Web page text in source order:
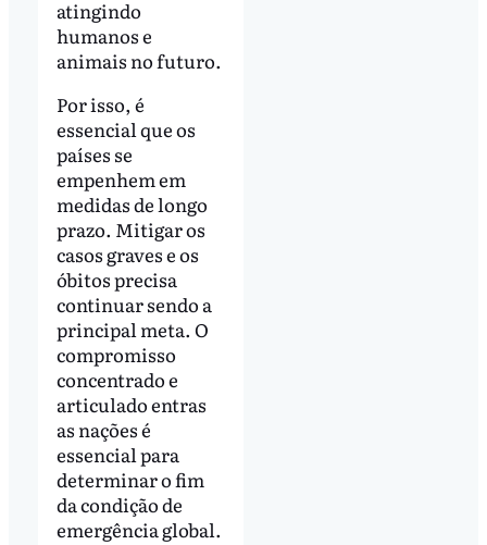
atingindo
humanos e
animais no futuro.
Por isso, é
essencial que os
países se
empenhem em
medidas de longo
prazo. Mitigar os
casos graves e os
óbitos precisa
continuar sendo a
principal meta. O
compromisso
concentrado e
articulado entras
as nações é
essencial para
determinar o fim
da condição de
emergência global.